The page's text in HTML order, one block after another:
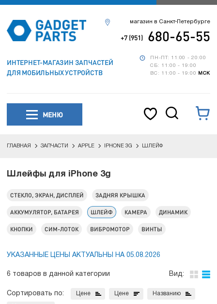
ИНТЕРНЕТ-МАГАЗИН ЗАПЧАСТЕЙ
ДЛЯ МОБИЛЬНЫХ УСТРОЙСТВ
ПН-ПТ: 11:00 - 20:00
СБ: 11:00 - 19:00
ВС: 11:00 - 19:00
МСК
магазин в Санкт-Петербурге
+7 (951) 680-65-55
МЕНЮ
ГЛАВНАЯ ЗАПЧАСТИ APPLE IPHONE 3G ШЛЕЙФ
Шлейфы для iPhone 3g
СТЕКЛО, ЭКРАН, ДИСПЛЕЙ ЗАДНЯЯ КРЫШКА
АККУМУЛЯТОР, БАТАРЕЯ ШЛЕЙФ КАМЕРА ДИНАМИК
КНОПКИ СИМ-ЛОТОК ВИБРОМОТОР ВИНТЫ
УКАЗАННЫЕ ЦЕНЫ АКТУАЛЬНЫ НА 05.08.2026
6 товаров в данной категории Вид:
Сортировать по: Цене Цене Названию